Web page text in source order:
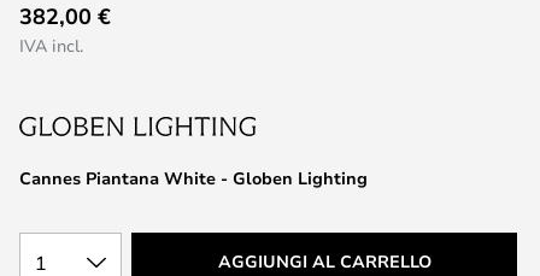
all'inizio
della
Cannes Piantana White - Globen Lighting
382,00 €
IVA incl.
1 AGGIUNGI AL CARRELLO